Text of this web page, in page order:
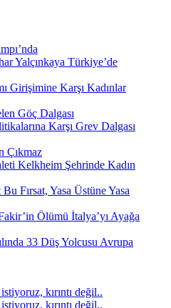
Yalçınkaya Türkiye’de
Girişimine Karşı Kadınlar
Göç Dalgası
Karşı Grev Dalgası
Çıkmaz
Kelkheim Şehrinde Kadın
Fırsat, Yasa Üstüne Yasa
Ölümü İtalya’yı Ayağa
33 Düş Yolcusu Avrupa